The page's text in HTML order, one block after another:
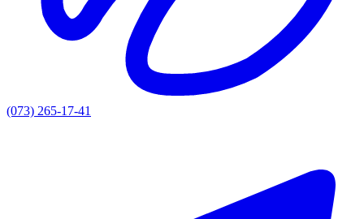
(073) 265-17-41